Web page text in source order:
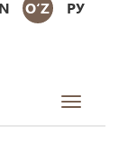
O‘Z РУ
Toggle